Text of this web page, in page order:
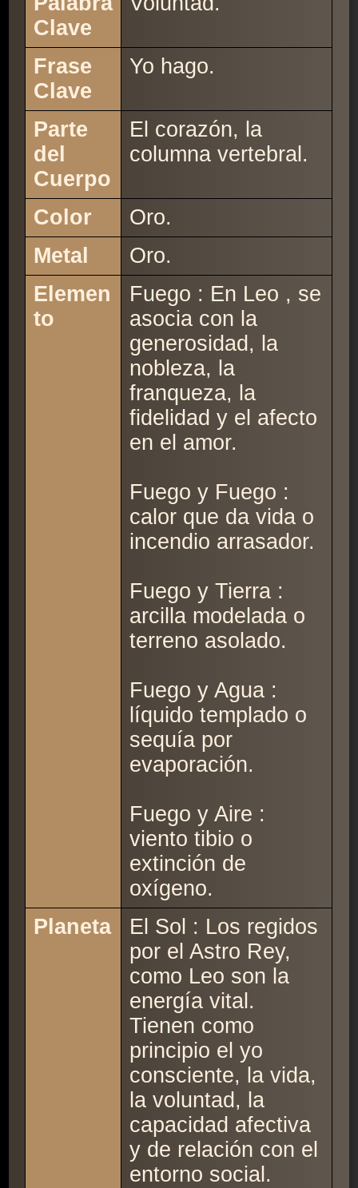
Clave
Frase
Clave
Yo hago.
Parte
del
Cuerpo
El corazón, la
columna vertebral.
Color
Oro.
Metal
Oro.
Elemen
to
Fuego : En Leo , se
asocia con la
generosidad, la
nobleza, la
franqueza, la
fidelidad y el afecto
en el amor.
Fuego y Fuego :
calor que da vida o
incendio arrasador.
Fuego y Tierra :
arcilla modelada o
terreno asolado.
Fuego y Agua :
líquido templado o
sequía por
evaporación.
Fuego y Aire :
viento tibio o
extinción de
oxígeno.
Planeta
El Sol : Los regidos
por el Astro Rey,
como Leo son la
energía vital.
Tienen como
principio el yo
consciente, la vida,
la voluntad, la
capacidad afectiva
y de relación con el
entorno social.